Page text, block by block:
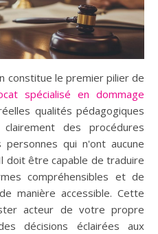
constitue le premier pilier de
spécialisé en dommage
qualités pédagogiques
des procédures
qui n'ont aucune
doit être capable de traduire
compréhensibles et de
manière accessible. Cette
acteur de votre propre
décisions éclairées aux